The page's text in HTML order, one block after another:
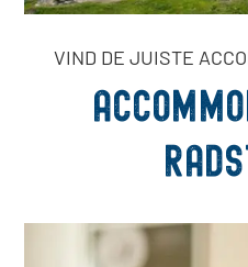
VIND DE JUISTE